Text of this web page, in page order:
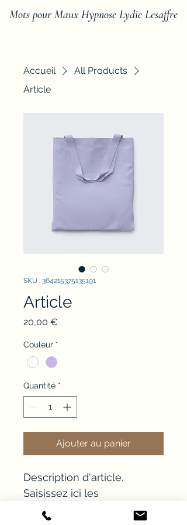
Mots pour Maux Hypnose Lydie Lesaffre
Accueil
All Products
Article
SKU : 364215375135191
Article
20,00 €
Couleur *
Quantité *
Ajouter au panier
Description d'article.
Saisissez ici les
caractéristiques de l'article :